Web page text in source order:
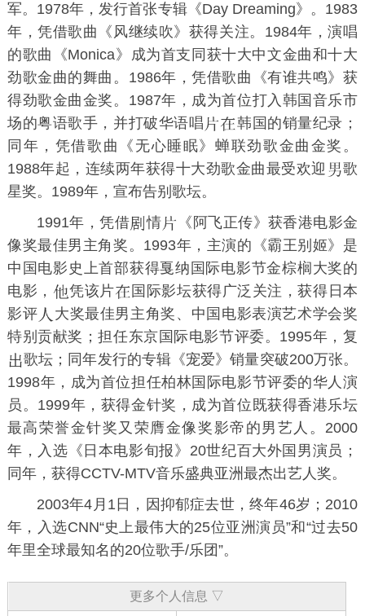
军。1978年，发行首张专辑《Day Dreaming》。1983
年，凭借歌曲《 风继续吹》获得关注。1984年，演唱
的歌曲《Monica》成为首支同获十大中文金曲和十大
劲歌金曲的舞曲。1986年，凭借歌曲《有谁共鸣》获
得劲歌金曲金奖。1987年，成为首位打入韩国音乐市
场的粤语歌手，并打破华语唱
韩国的销量纪录；
同年，凭借歌曲《 无心睡眠》蝉联劲歌金曲金奖。
1988年起，连续两年获得十大劲歌金曲最受欢迎
歌
星奖。1989年，宣布告别歌坛。
1991年，凭借
情 《 阿飞正传》获香港电影金
像奖最佳男主角奖。1993年，主演的《霸王别姬》是
中国电影史上首部获得戛纳国际电影节金棕榈大奖的
电影，
凭该片 国际影坛获得广泛关注，获得 日本
影评
大奖最佳男主角奖、 中国电影表演艺术学会奖
特别贡献奖；担任东京国际电影节评委。1995年，复
歌坛；同年发行的专辑《宠爱》销量突破200万张。
1998年，成为首位担任柏林国际电影节评委的华人演
员。1999年，获得金针奖 ，成为首位既获得香港乐坛
最高荣誉金针奖又荣膺金像奖影帝的男艺人。2000
年，入选《 日本电影旬报 》20世纪百大外国男演员；
同年，获得CCTV-MTV音乐盛典亚洲最杰出艺人奖。
2003年4月1日，因抑郁症去世，终年46岁；2010
年，入选CNN“史上最伟大的25位亚洲演员”和“过去50
年里全球最知名的20位歌手/乐团”。
更多个人信息 ▽